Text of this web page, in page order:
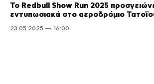
Το Redbull Show Run 2025
εντυπωσιακά στο αεροδρόμιο
23.05.2025 — 16:00